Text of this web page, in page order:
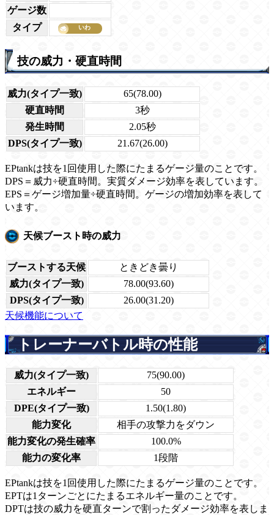
ゲージ数
タイプ
技の威力・硬直時間
威力(タイプ一致)
65(78.00)
硬直時間
3秒
発生時間
2.05秒
DPS(タイプ一致)
21.67(26.00)
EPtankは技を1回使用した際にたまるゲージ量のことです。
DPS＝威力÷硬直時間。実質ダメージ効率を表しています。
EPS＝ゲージ増加量÷硬直時間。ゲージの増加効率を表して
います。
天候ブースト時の威力
ブーストする天候
ときどき曇り
威力(タイプ一致)
78.00(93.60)
DPS(タイプ一致)
26.00(31.20)
天候機能について
トレーナーバトル時の性能
威力(タイプ一致)
75(90.00)
エネルギー
50
DPE(タイプ一致)
1.50(1.80)
能力変化
相手の攻撃力をダウン
能力変化の発生確率
100.0%
能力の変化率
1段階
EPtankは技を1回使用した際にたまるゲージ量のことです。
EPTは1ターンごとにたまるエネルギー量のことです。
DPTは技の威力を硬直ターンで割ったダメージ効率を表しま